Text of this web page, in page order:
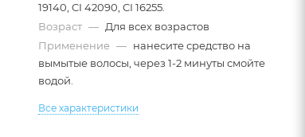
19140, CI 42090, CI 16255.
Возраст — Для всех возрастов
Применение — нанесите средство на
вымытые волосы, через 1-2 минуты смойте
водой.
Все характеристики